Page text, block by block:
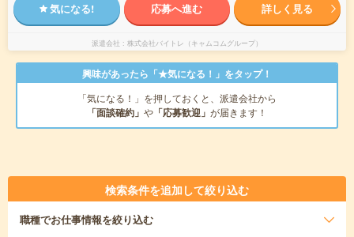
気になる! 応募へ進む 詳しく見る
派遣会社 株式会社バイトレ（キャムコムグループ）
興味があったら「★気になる！」をタップ！
「気になる！」を押しておくと、派遣会社から
「面談確約」 や 「応募歓迎」 が届きます！
検索条件を追加して絞り込む
職種でお仕事情報を絞り込む